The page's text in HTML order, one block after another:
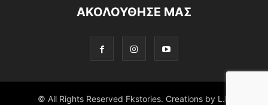
ΑΚΟΛΟΥΘΗΣΕ ΜΑΣ
© All Rights Reserved Fkstories. Creations by L.K